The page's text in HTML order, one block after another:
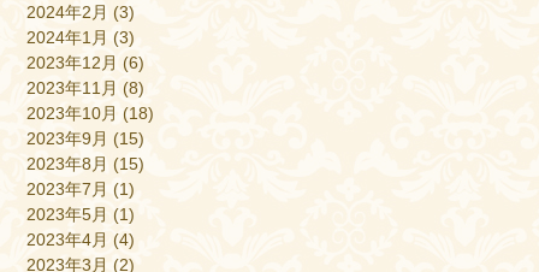
2024年2月 (3)
2024年1月 (3)
2023年12月 (6)
2023年11月 (8)
2023年10月 (18)
2023年9月 (15)
2023年8月 (15)
2023年7月 (1)
2023年5月 (1)
2023年4月 (4)
2023年3月 (2)